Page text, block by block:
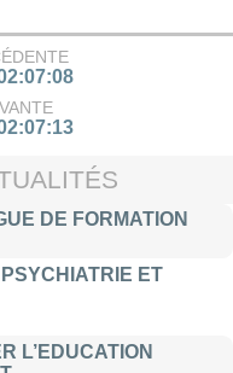
DE FORMATION
ET
L’EDUCATION